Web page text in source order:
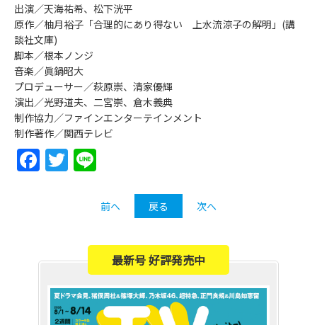
出演／天海祐希、松下洸平
原作／柚月裕子「合理的にあり得ない 上水流涼子の解明」(講
談社文庫)
脚本／根本ノンジ
音楽／眞鍋昭大
プロデューサー／萩原崇、清家優輝
演出／光野道夫、二宮崇、倉木義典
制作協力／ファインエンターテインメント
制作著作／関西テレビ
Facebook
Twitter
前へ 戻る 次へ
最新号 好評発売中